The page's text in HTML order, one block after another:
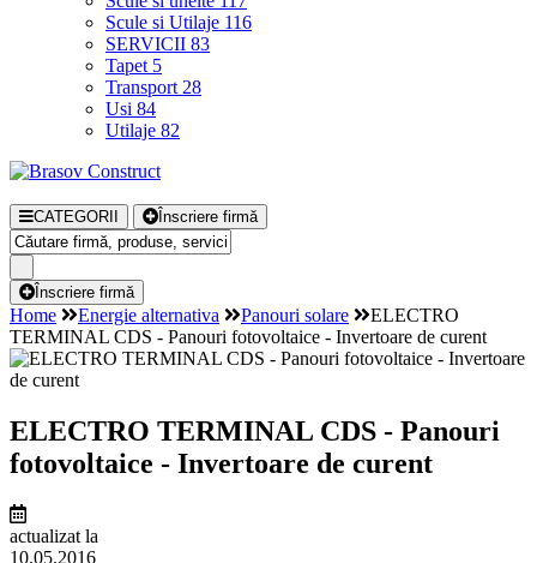
Scule si Utilaje 116
SERVICII 83
Tapet 5
Transport 28
Usi 84
Utilaje 82
CATEGORII Înscriere firmă
Înscriere firmă
Home Energie alternativa Panouri solare
ELECTRO
TERMINAL CDS - Panouri fotovoltaice - Invertoare de curent
ELECTRO TERMINAL CDS - Panouri
fotovoltaice - Invertoare de curent
actualizat la
10.05.2016